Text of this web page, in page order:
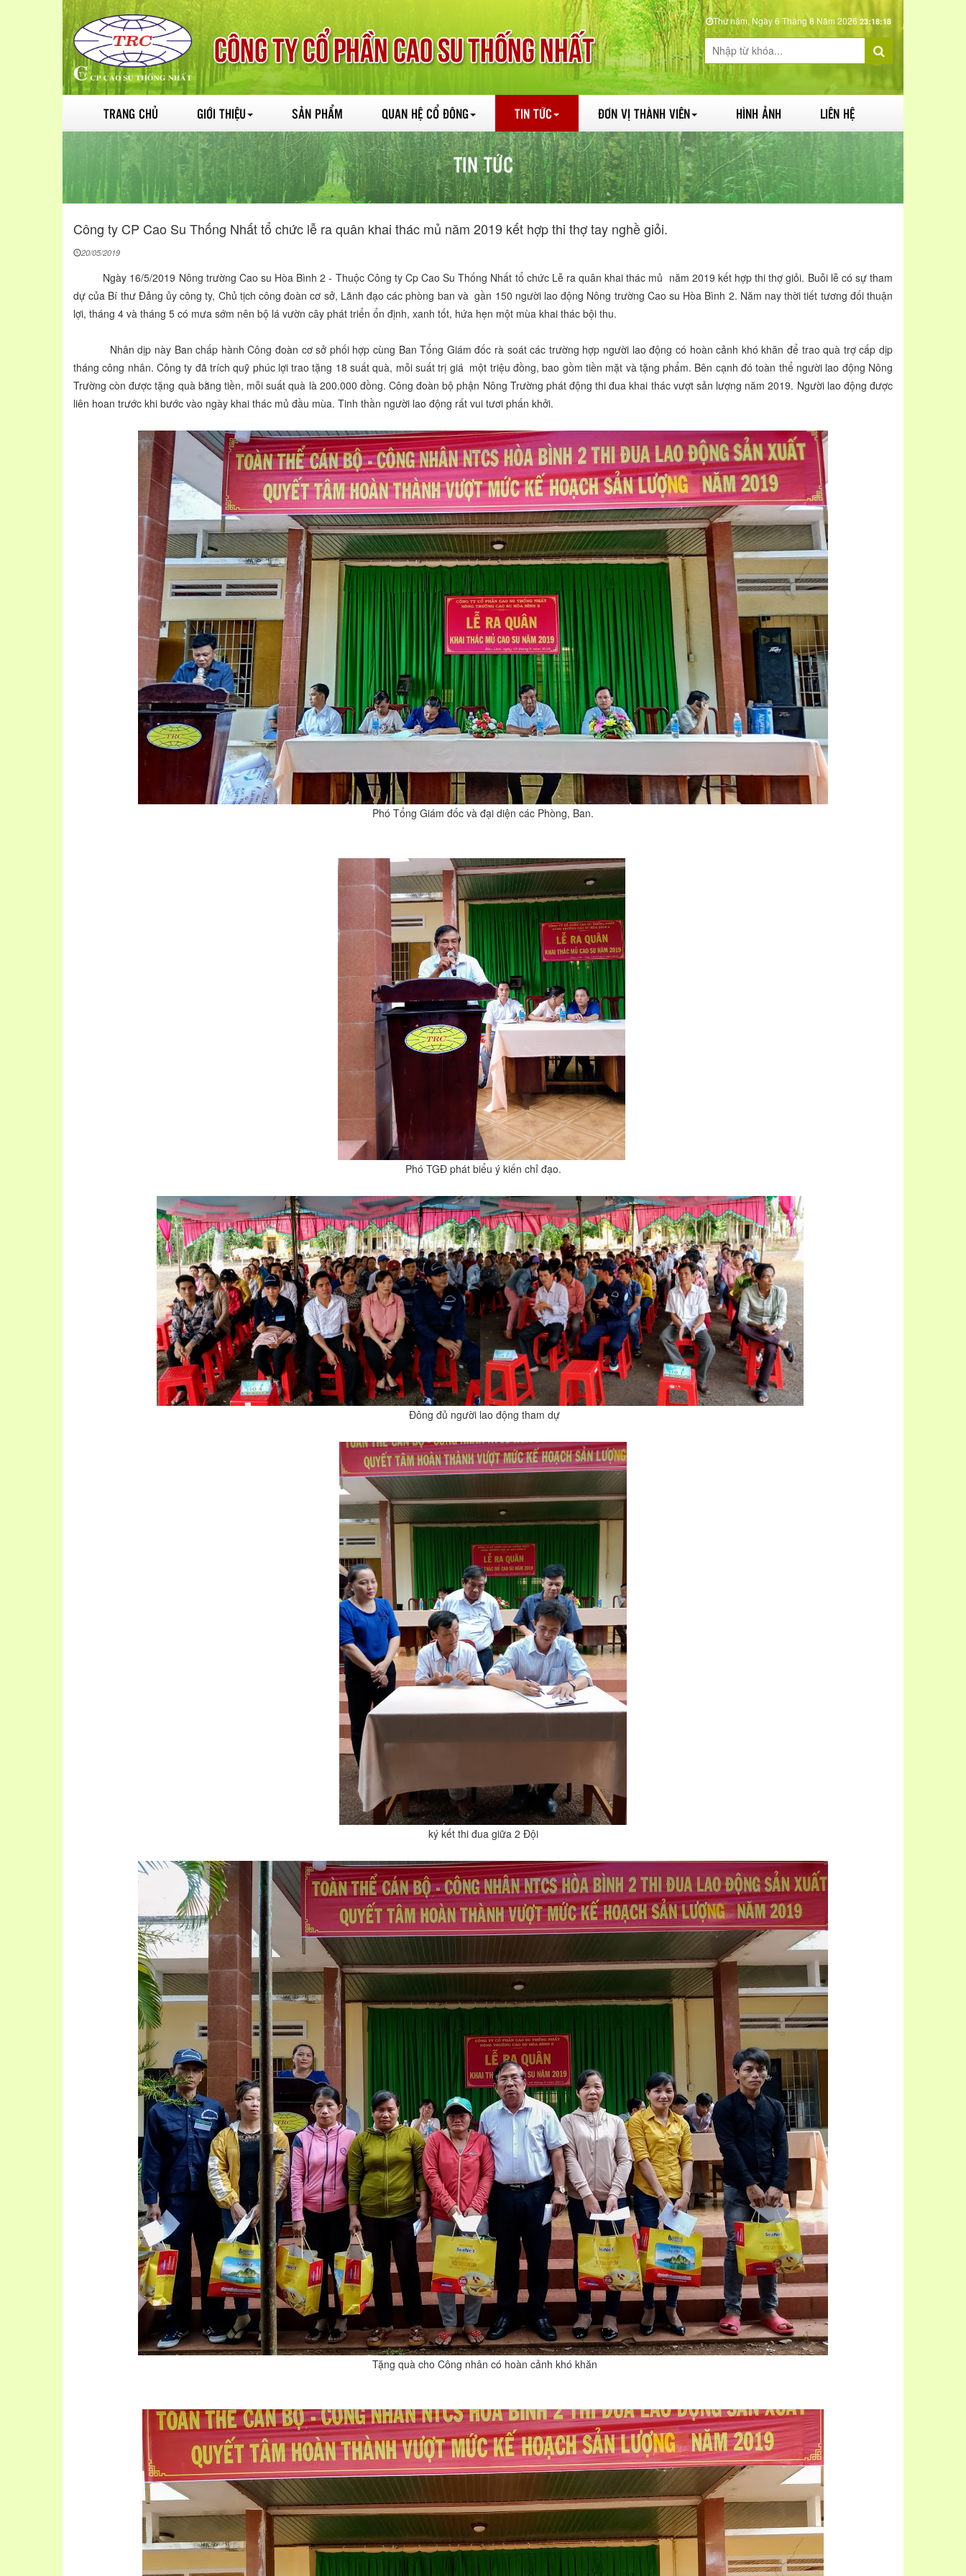
Thứ năm, Ngày 6 Tháng 8 Năm 2026 23:18:20
TRANG CHỦ GIỚI THIỆU SẢN PHẨM QUAN HỆ CỔ ĐÔNG TIN TỨC ĐƠN VỊ THÀNH VIÊN HÌNH ẢNH LIÊN HỆ
TIN TỨC
Công ty CP Cao Su Thống Nhất tổ chức lễ ra quân khai thác mủ năm 2019 kết hợp thi thợ tay nghề giỏi.
20/05/2019
Ngày 16/5/2019 Nông trường Cao su Hòa Bình 2 - Thuộc Công ty Cp Cao Su Thống Nhất tổ chức Lễ ra quân khai thác mủ năm 2019 kết hợp thi thợ giỏi. Buỗi lễ có sự tham
dự của Bí thư Đảng ủy công ty, Chủ tịch công đoàn cơ sở, Lãnh đạo các phòng ban và gần 150 người lao động Nông trường Cao su Hòa Bình 2. Năm nay thời tiết tương đối thuận
lợi, tháng 4 và tháng 5 có mưa sớm nên bộ lá vườn cây phát triển ổn định, xanh tốt, hứa hẹn một mùa khai thác bội thu.
Nhân dịp này Ban chấp hành Công đoàn cơ sở phối hợp cùng Ban Tổng Giám đốc rà soát các trường hợp người lao động có hoàn cảnh khó khăn để trao quà trợ cấp dịp
tháng công nhân. Công ty đã trích quỹ phúc lợi trao tặng 18 suất quà, mỗi suất trị giá một triệu đồng, bao gồm tiền mặt và tặng phẩm. Bên cạnh đó toàn thể người lao động Nông
Trường còn được tặng quà bằng tiền, mỗi suất quà là 200.000 đồng. Công đoàn bộ phận Nông Trường phát động thi đua khai thác vượt sản lượng năm 2019. Người lao động được
liên hoan trước khi bước vào ngày khai thác mủ đầu mùa. Tinh thần người lao động rất vui tươi phấn khởi.
Phó Tổng Giám đốc và đại diện các Phòng, Ban.
Phó TGĐ phát biểu ý kiến chỉ đạo.
Đông đủ người lao động tham dự
ký kết thi đua giữa 2 Đội
Tặng quà cho Công nhân có hoàn cảnh khó khăn